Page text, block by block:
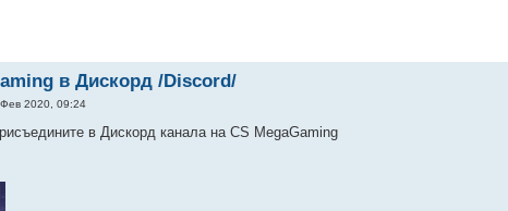
в Дискорд /Discord/
2020, 09:24
в Дискорд канала на CS MegaGaming